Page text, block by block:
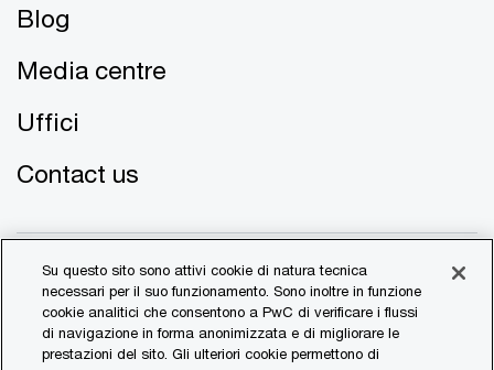
Blog
Media centre
Uffici
Contact us
© 2017 - 2026 PwC. All rights reserved. PwC refers to the
PwC network and/or one or more of its member firms, each
Su questo sito sono attivi cookie di natura tecnica
necessari per il suo funzionamento. Sono inoltre in funzione
cookie analitici che consentono a PwC di verificare i flussi
di navigazione in forma anonimizzata e di migliorare le
prestazioni del sito. Gli ulteriori cookie permettono di